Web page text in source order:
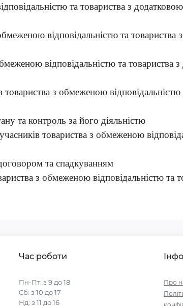
відповідальністю та
обмеженою відповідальністю та
обмеженою відповідальністю та
з обмеженою
та контроль за його діяльністю
товариства з обмеженою
та спадкуванням
з обмеженою відповідальністю та
Час роботи
Пн-Пт: з 9 до 18
Сб: з 10 до 17
Нд: з 11 до 16
Про